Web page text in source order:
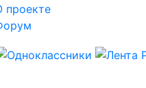
проекте